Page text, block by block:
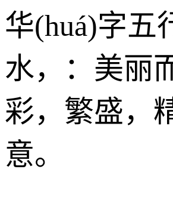
华(huá)字五
水，：美丽
彩，繁盛，
意。